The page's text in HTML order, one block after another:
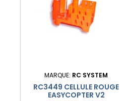
MARQUE: RC SYSTEM
RC3449 CELLULE ROUGE
EASYCOPTER V2